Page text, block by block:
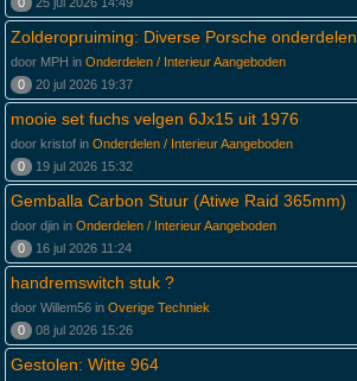
Zolderopruiming: Diverse Porsche onderdelen.
door MPH in Onderdelen / Interieur Aangeboden
0
20 jul 2026 19:37
mooie set fuchs velgen 6Jx15 uit 1976
door kristof in Onderdelen / Interieur Aangeboden
0
19 jul 2026 15:32
Gemballa Carbon Stuur (Atiwe Raid 365mm)
door djin in Onderdelen / Interieur Aangeboden
0
16 jul 2026 11:24
handremswitch stuk ?
door Willem56 in Overige Techniek
0
08 jul 2026 15:26
Gestolen: Witte 964